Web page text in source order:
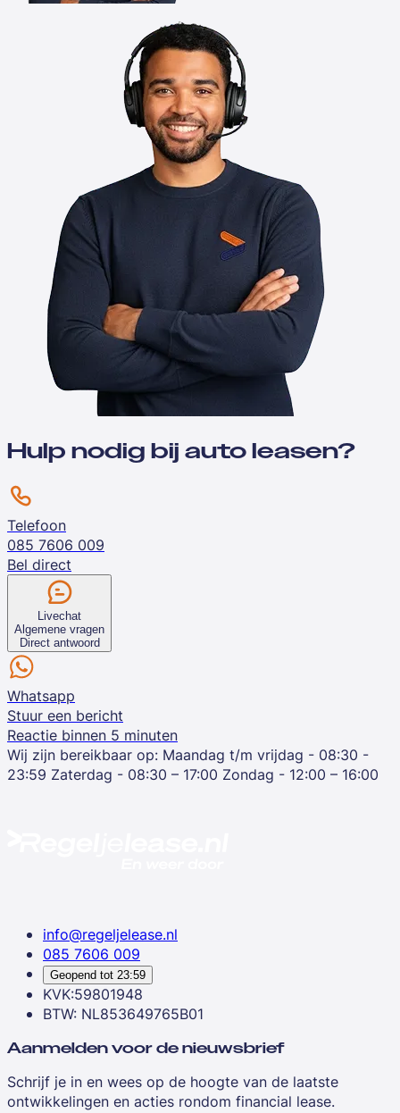
Hulp nodig bij auto leasen?
Telefoon
085 7606 009
Bel direct
Livechat
Algemene vragen
Direct antwoord
Whatsapp
Stuur een bericht
Reactie binnen 5 minuten
Wij zijn bereikbaar op: Maandag t/m vrijdag - 08:30 -
23:59 Zaterdag - 08:30 – 17:00 Zondag - 12:00 – 16:00
info@regeljelease.nl
085 7606 009
Geopend tot 23:59
KVK:59801948
BTW: NL853649765B01
Aanmelden voor de nieuwsbrief
Schrijf je in en wees op de hoogte van de laatste
ontwikkelingen en acties rondom financial lease.